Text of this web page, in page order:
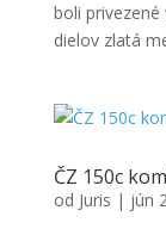
boli
dielov zlatá
ČZ 150c
od Juris | jún